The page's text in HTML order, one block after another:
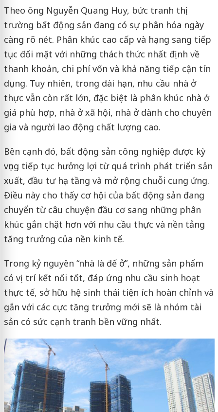
Theo ông Nguyễn Quang Huy, bức tranh thị
trường bất động sản đang có sự phân hóa ngày
càng rõ nét. Phân khúc cao cấp và hạng sang tiếp
tục đối mặt với những thách thức nhất định về
thanh khoản, chi phí vốn và khả năng tiếp cận tín
dụng. Tuy nhiên, trong dài hạn, nhu cầu nhà ở
thực vẫn còn rất lớn, đặc biệt là phân khúc nhà ở
giá phù hợp, nhà ở xã hội, nhà ở dành cho chuyên
gia và người lao động chất lượng cao.
Bên cạnh đó, bất động sản công nghiệp được kỳ
vọng tiếp tục hưởng lợi từ quá trình phát triển sản
xuất, đầu tư hạ tầng và mở rộng chuỗi cung ứng.
Điều này cho thấy cơ hội của bất động sản đang
chuyển từ câu chuyện đầu cơ sang những phân
khúc gắn chặt hơn với nhu cầu thực và nền tảng
tăng trưởng của nền kinh tế.
Trong kỷ nguyên “nhà là để ở”, những sản phẩm
có vị trí kết nối tốt, đáp ứng nhu cầu sinh hoạt
thực tế, sở hữu hệ sinh thái tiện ích hoàn chỉnh và
gắn với các cực tăng trưởng mới sẽ là nhóm tài
sản có sức cạnh tranh bền vững nhất.